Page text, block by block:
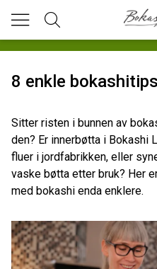
8 enkle
Sitter risten i bunnen av
den? Er innerbøtta i Bokashi
fluer i jordfabrikken, eller
vaske bøtta etter bruk? Her
med bokashi enda enklere.